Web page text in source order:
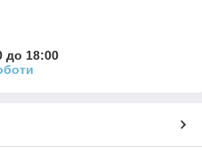
до 18:00